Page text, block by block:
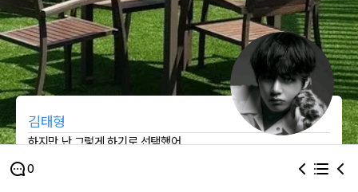
김태형
하지만 난 그렇게 하기로 선택했어
0